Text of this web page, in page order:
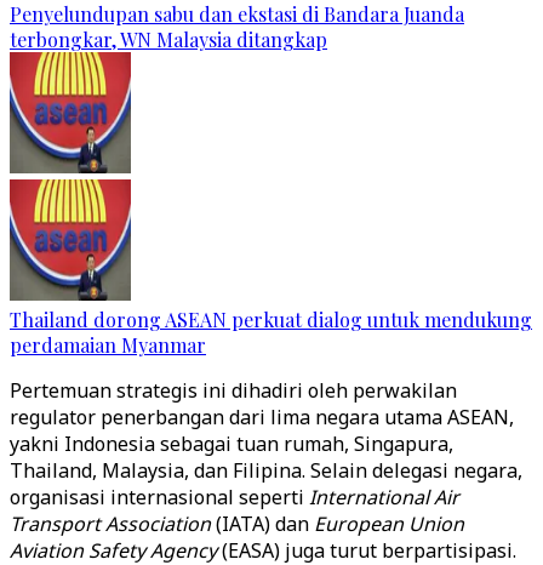
Penyelundupan sabu dan ekstasi di Bandara Juanda
terbongkar, WN Malaysia ditangkap
Thailand dorong ASEAN perkuat dialog untuk mendukung
perdamaian Myanmar
Pertemuan strategis ini dihadiri oleh perwakilan
regulator penerbangan dari lima negara utama ASEAN,
yakni Indonesia sebagai tuan rumah, Singapura,
Thailand, Malaysia, dan Filipina. Selain delegasi negara,
organisasi internasional seperti International Air
Transport Association(IATA) dan European Union
Aviation Safety Agency(EASA) juga turut berpartisipasi.